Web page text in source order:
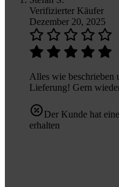
Verifizierter Käufer
Dezember 20, 2025
Alles wie beschrieben
Lieferung! Gern
Der Kunde hat
erhalten